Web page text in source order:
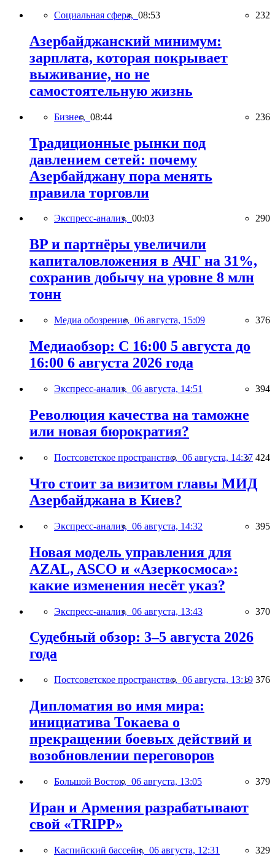
Социальная сфера, 08:53 232
Азербайджанский минимум:
зарплата, которая покрывает
выживание, но не
самостоятельную жизнь
Бизнес, 08:44 236
Традиционные рынки под
давлением сетей: почему
Азербайджану пора менять
правила торговли
Экспресс-анализ, 00:03 290
BP и партнёры увеличили
капиталовложения в АЧГ на 31%,
сохранив добычу на уровне 8 млн
тонн
Медиа обозрение, 06 августа, 15:09 376
Медиаобзор: С 16:00 5 августа до
16:00 6 августа 2026 года
Экспресс-анализ, 06 августа, 14:51 394
Революция качества на таможне
или новая бюрократия?
Постсоветское пространство, 06 августа, 14:37 424
Что стоит за визитом главы МИД
Азербайджана в Киев?
Экспресс-анализ, 06 августа, 14:32 395
Новая модель управления для
AZAL, ASCO и «Азеркосмоса»:
какие изменения несёт указ?
Экспресс-анализ, 06 августа, 13:43 370
Судебный обзор: 3–5 августа 2026
года
Постсоветское пространство, 06 августа, 13:19 376
Дипломатия во имя мира:
инициатива Токаева о
прекращении боевых действий и
возобновлении переговоров
Большой Восток, 06 августа, 13:05 379
Иран и Армения разрабатывают
свой «TRIPP»
Каспийский бассейн, 06 августа, 12:31 329